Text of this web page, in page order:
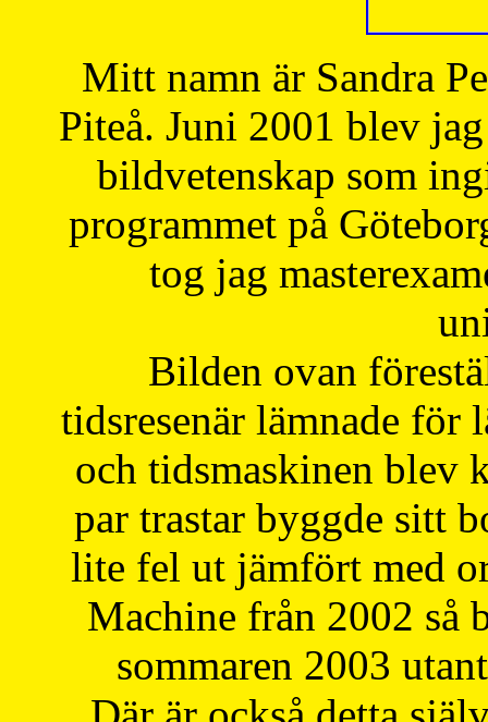
Mitt namn är Sandra
Piteå. Juni 2001 blev
bildvetenskap som
programmet på
tog jag
Bilden ovan
tidsresenär lämnade för
och tidsmaskinen blev
par trastar byggde sitt
lite fel ut jämfört med
Machine från 2002 så
sommaren 2003